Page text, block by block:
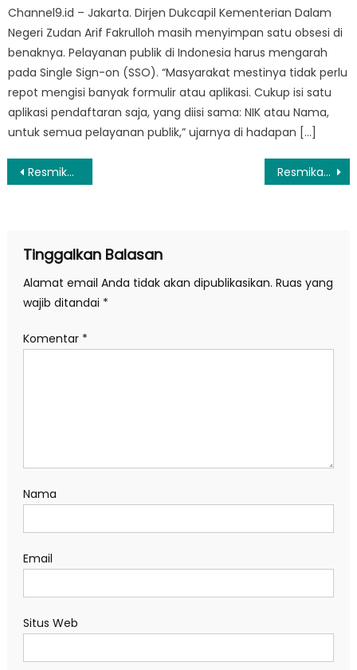
Channel9.id – Jakarta. Dirjen Dukcapil Kementerian Dalam
Negeri Zudan Arif Fakrulloh masih menyimpan satu obsesi di
benaknya. Pelayanan publik di Indonesia harus mengarah
pada Single Sign-on (SSO). “Masyarakat mestinya tidak perlu
repot mengisi banyak formulir atau aplikasi. Cukup isi satu
aplikasi pendaftaran saja, yang diisi sama: NIK atau Nama,
untuk semua pelayanan publik,” ujarnya di hadapan […]
Navigasi
Resmikan TPST Kesiman Kertalangu, Ini Harapan Presiden Jokowi Soal Sampah Resmikan Jalan Akses Labuan Bajo-Golo Mori, Jokowi: Dorong Pengembangan Kawasan
Tinggalkan Balasan
Alamat email Anda tidak akan dipublikasikan. Ruas yang
wajib ditandai *
Komentar *
Nama
Email
Situs Web